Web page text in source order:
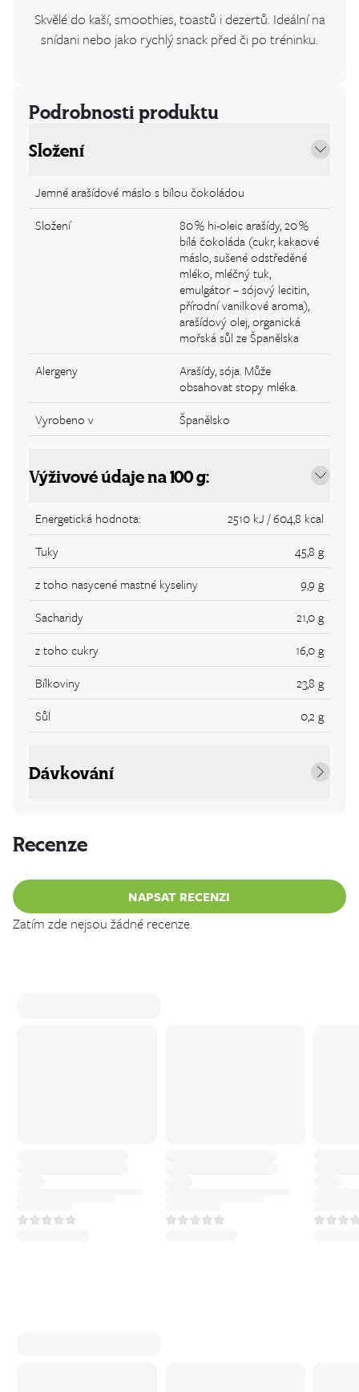
Skvělé do kaší, smoothies, toastů i dezertů. Ideální na
snídani nebo jako rychlý snack před či po tréninku.
Podrobnosti produktu
Složení
Jemné arašídové máslo s bílou čokoládou
Složení
80 % hi-oleic arašídy, 20 %
bílá čokoláda (cukr, kakaové
máslo, sušené odstředěné
mléko, mléčný tuk,
emulgátor – sójový lecitin,
přírodní vanilkové aroma),
arašídový olej, organická
mořská sůl ze Španělska
Alergeny
Arašídy, sója. Může
obsahovat stopy mléka.
Vyrobeno v
Španělsko
Výživové údaje na 100 g:
Energetická hodnota:
2510 kJ / 604,8 kcal
Tuky
45,8 g
z toho nasycené mastné kyseliny
9,9 g
Sacharidy
21,0 g
z toho cukry
16,0 g
Bílkoviny
23,8 g
Sůl
0,2 g
Dávkování
Recenze
NAPSAT RECENZI
Zatím zde nejsou žádné recenze.